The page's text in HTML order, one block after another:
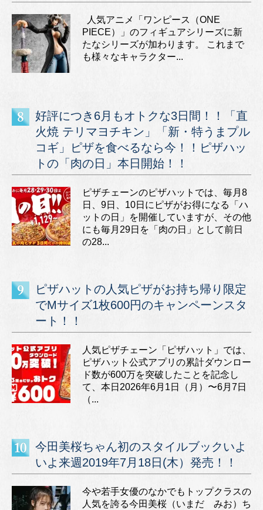
人気アニメ「ワンピース（ONE
PIECE）」のフィギュアシリーズに新
たなシリーズが加わります。 これまで
も様々なキャラクター...
好評につき6月もオトクな3日間！！「直
火焼 テリマヨチキン」「新・特うまプル
コギ」ピザを食べるなら今！！ピザハッ
トの「肉の日」本日開始！！
ピザチェーンのピザハットでは、毎月8
日、9日、10日にピザがお得になる「ハ
ットの日」を開催していますが、その他
にも毎月29日を「肉の日」として前日
の28...
ピザハットの人気ピザがお持ち帰り限定
でMサイズ1枚600円のキャンペーンスタ
ート！！
人気ピザチェーン「ピザハット」では、
ピザハット公式アプリの累計ダウンロー
ド数が600万を突破したことを記念し
て、本日2026年6月1日（月）〜6月7日
（...
今田美桜ちゃん初のスタイルブックいよ
いよ来週2019年7月18日(木）発売！！
今や若手女優のなかでもトップクラスの
人気を誇る今田美桜（いまだ みお）ち